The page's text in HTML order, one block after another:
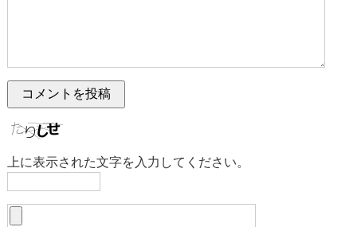
上に表示された文字を入力してください。